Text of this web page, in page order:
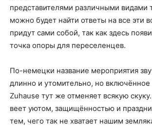
представителями различными видами
можно будет найти ответы на все эти
придут сами собой, так как здесь
точка опоры для переселенцев.
По-немецки название мероприятия
длинно и утомительно, но включённое
Zuhause тут же отменяет всякую
веет уютом, защищённостью и
тем, чего так не хватает нашим